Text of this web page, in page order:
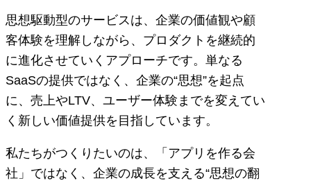
思想駆動型のサービスは、企業の価値観や顧
客体験を理解しながら、プロダクトを継続的
に進化させていくアプローチです。単なる
SaaSの提供ではなく、企業の“思想”を起点
に、売上やLTV、ユーザー体験までを変えてい
く新しい価値提供を目指しています。
私たちがつくりたいのは、「アプリを作る会
社」ではなく、企業の成長を支える“思想の翻